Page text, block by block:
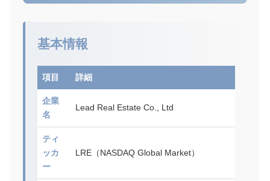
基本情報
項目 詳細
企業
名
Lead Real Estate Co., Ltd
ティ
ッカ
ー
LRE（NASDAQ Global Market）